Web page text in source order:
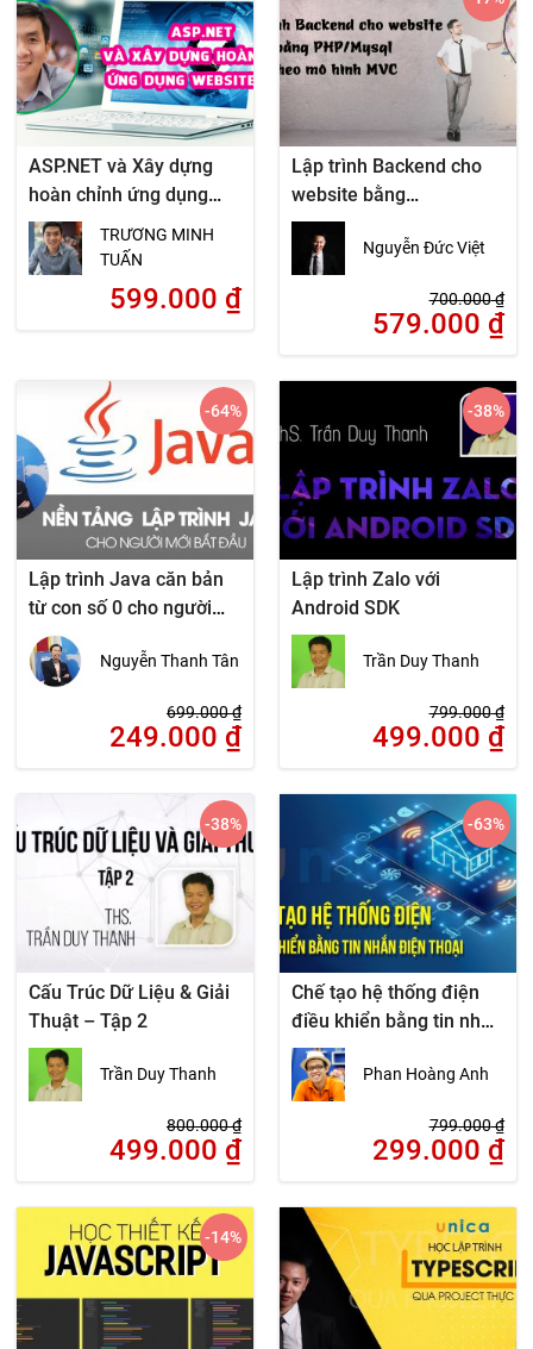
ASP.NET và Xây dựng
hoàn chỉnh ứng dụng
website động
TRƯƠNG MINH
TUẤN
599.000 ₫
Lập trình Backend cho
website bằng
PHP/Mysql theo mô hình
MVC
Nguyễn Đức Việt
700.000₫
579.000 ₫
Lập trình Java căn bản
từ con số 0 cho người
mới bắt đầu
Nguyễn Thanh Tân
699.000₫
249.000 ₫
-64%
Lập trình Zalo với
Android SDK
Trần Duy Thanh
799.000₫
499.000 ₫
-38%
Cấu Trúc Dữ Liệu & Giải
Thuật – Tập 2
Trần Duy Thanh
800.000₫
499.000 ₫
-38%
Chế tạo hệ thống điện
điều khiển bằng tin nhắn
điện thoại
Phan Hoàng Anh
799.000₫
299.000 ₫
-63%
-14%